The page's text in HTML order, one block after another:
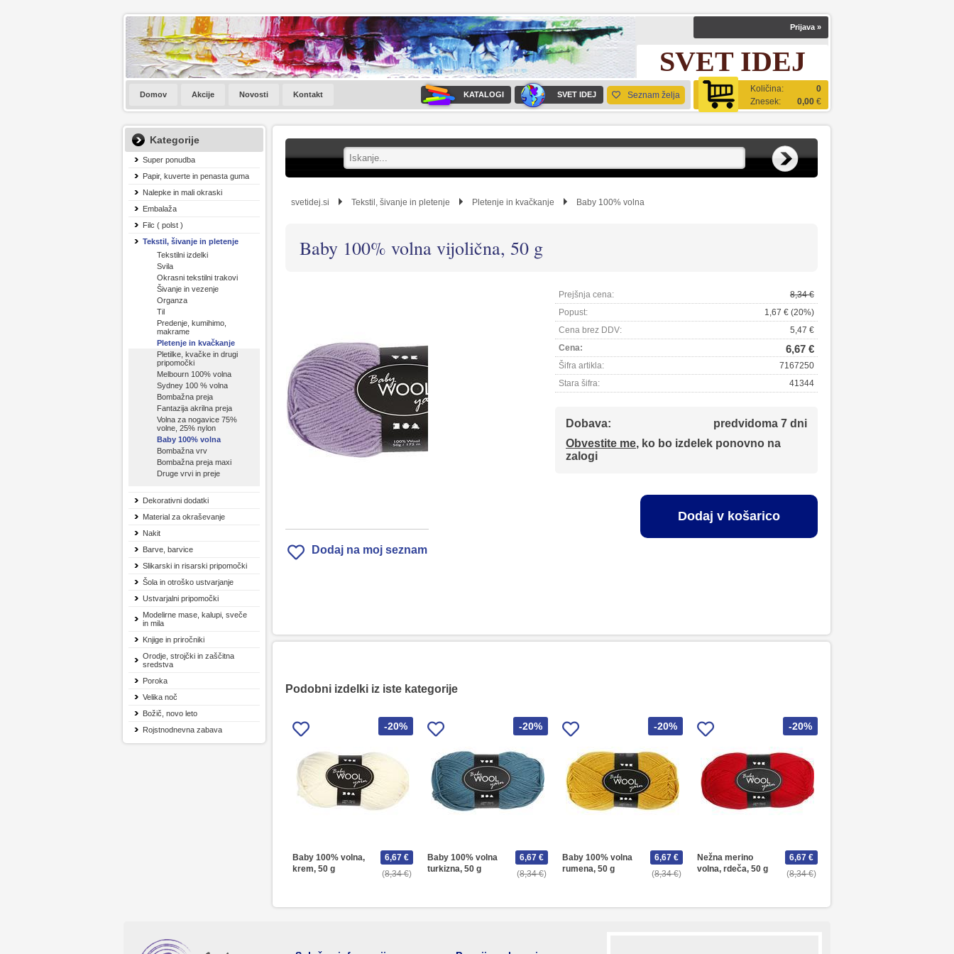
Prijava »
SVET IDEJ
Količina:
0
Znesek:
0,00 €
Domov Akcije Novosti Kontakt KATALOGI SVET IDEJ Seznam želja
Kategorije
Super ponudba
Papir, kuverte in penasta guma
Nalepke in mali okraski
Embalaža
Filc ( polst )
Tekstil, šivanje in pletenje
Tekstilni izdelki
Svila
Okrasni tekstilni trakovi
Šivanje in vezenje
Organza
Til
Predenje, kumihimo,
makrame
Pletenje in kvačkanje
Pletilke, kvačke in drugi
pripomočki
Melbourn 100% volna
Sydney 100 % volna
Bombažna preja
Fantazija akrilna preja
Volna za nogavice 75%
volne, 25% nylon
Baby 100% volna
Bombažna vrv
Bombažna preja maxi
Druge vrvi in preje
Dekorativni dodatki
Material za okraševanje
Nakit
Barve, barvice
Slikarski in risarski pripomočki
Šola in otroško ustvarjanje
Ustvarjalni pripomočki
Modelirne mase, kalupi, sveče
in mila
Knjige in priročniki
Orodje, strojčki in zaščitna
sredstva
Poroka
Velika noč
Božič, novo leto
Rojstnodnevna zabava
svetidej.si Tekstil, šivanje in pletenje Pletenje in kvačkanje Baby 100% volna
Baby 100% volna vijolična, 50 g
Dodaj na moj seznam
Prejšnja cena:
8,34 €
Popust:
1,67 € (20%)
Cena brez DDV:
5,47 €
Cena:
6,67 €
Šifra artikla:
7167250
Stara šifra:
41344
Dobava:
predvidoma 7 dni
Obvestite me, ko bo izdelek ponovno na
zalogi
Dodaj v košarico
Podobni izdelki iz iste kategorije
-20%
Baby 100% volna,
krem, 50 g
8,34 €
6,67 €
-20%
Baby 100% volna
turkizna, 50 g
8,34 €
6,67 €
-20%
Baby 100% volna
rumena, 50 g
8,34 €
6,67 €
-20%
Nežna merino
volna, rdeča, 50 g
8,34 €
6,67 €